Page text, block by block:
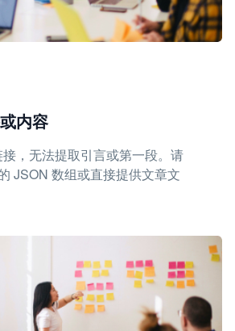
内容
，无法提取引言或第一段。请
JSON 数组或直接提供文章文